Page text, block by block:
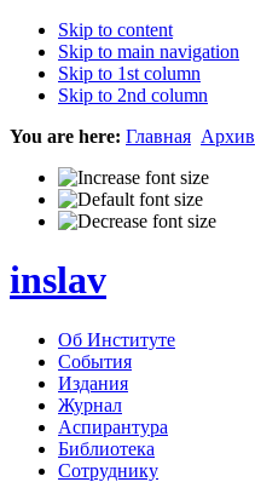
Skip to content
Skip to main navigation
Skip to 1st column
Skip to 2nd column
You are here: Главная Архив
inslav
Об Институте
События
Издания
Журнал
Аспирантура
Библиотека
Сотруднику